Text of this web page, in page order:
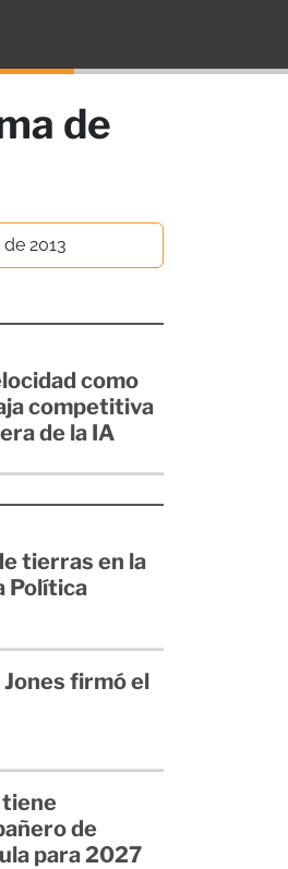
de
2013
como
competitiva
de la IA
tierras en la
Política
firmó el
de
para 2027